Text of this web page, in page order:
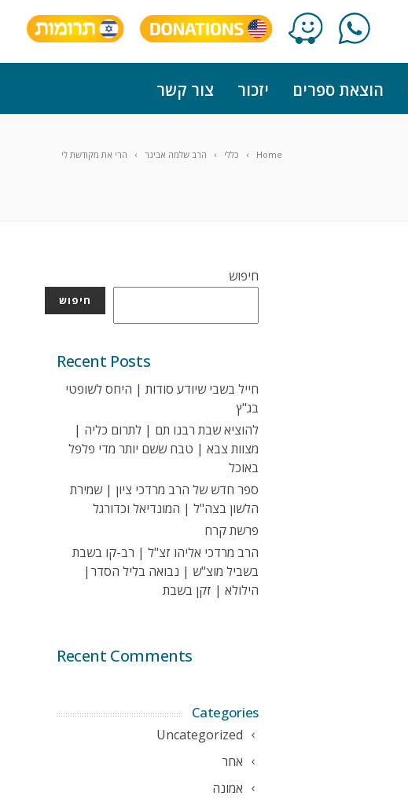
הוצאת ספרים יזכור צור קשר
Home כללי הרב שלמה אבינר הרי את מקודשת לי
חיפוש
חיפוש
Recent Posts
חייל בשבי שיודע סודות | היחס לשופטי
בג"ץ
להוציא שבת רבנו תם | לתרום כליה |
מצוות צבא | טבח ששם יותר מדי פלפל
באוכל
ספר חדש של הרב מרדכי ציון | שמירת
הלשון בצה"ל | המונדיאל וכדורגל
פרשת קרח
הרב מרדכי אליהו זצ"ל | רב-קו בשבת
בשביל מוצ"ש | נבואה בליל הסדר|
הילולא | זקן בשבת
Recent Comments
Categories
Uncategorized
אחר
אמונה